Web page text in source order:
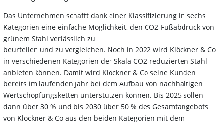
Das Unternehmen schafft dank einer Klassifizierung in sechs
Kategorien eine einfache Möglichkeit, den CO2-Fußabdruck von
grünem Stahl verlässlich zu
beurteilen und zu vergleichen. Noch in 2022 wird Klöckner & Co
in verschiedenen Kategorien der Skala CO2-reduzierten Stahl
anbieten können. Damit wird Klöckner & Co seine Kunden
bereits im laufenden Jahr bei dem Aufbau von nachhaltigen
Wertschöpfungsketten unterstützen können. Bis 2025 sollen
dann über 30 % und bis 2030 über 50 % des Gesamtangebots
von Klöckner & Co aus den beiden Kategorien mit dem